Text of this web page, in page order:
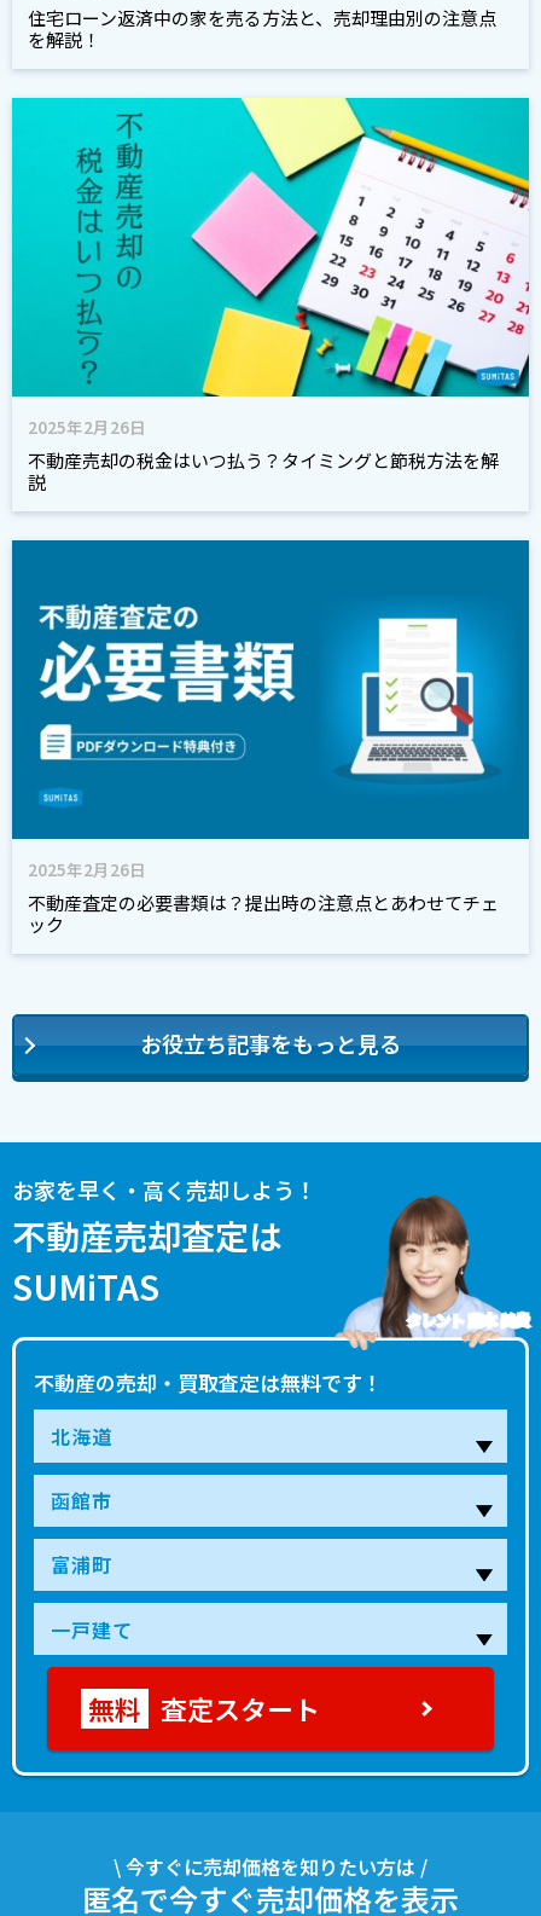
住宅ローン返済中の家を売る方法と、売却理由別の注意点
を解説！
2025年2月26日
不動産売却の税金はいつ払う？タイミングと節税方法を解
説
2025年2月26日
不動産査定の必要書類は？提出時の注意点とあわせてチェ
ック
お役立ち記事をもっと見る
お家を早く・高く売却しよう！
不動産売却査定は
SUMiTAS
不動産の売却・買取査定は無料です！
タレント 藤本 美貴
査定スタート
\ 今すぐに売却価格を知りたい方は /
匿名で今すぐ売却価格を表示